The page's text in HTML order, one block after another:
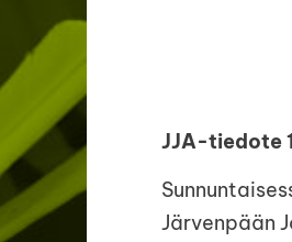
JJA-tiedote
Järvenpään